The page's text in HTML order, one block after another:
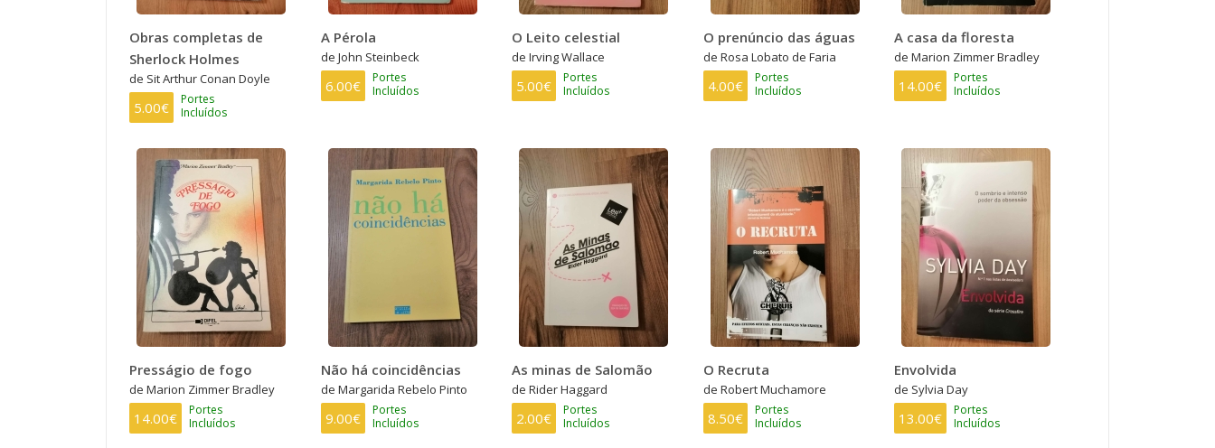
Obras completas de
Sherlock Holmes
de Sit Arthur Conan Doyle
5.00€
Portes
Incluídos
A Pérola
de John Steinbeck
6.00€
Portes
Incluídos
O Leito celestial
de Irving Wallace
5.00€
Portes
Incluídos
O prenúncio das águas
de Rosa Lobato de Faria
4.00€
Portes
Incluídos
A casa da floresta
de Marion Zimmer Bradley
14.00€
Portes
Incluídos
Presságio de fogo
de Marion Zimmer Bradley
14.00€
Portes
Incluídos
Não há coincidências
de Margarida Rebelo Pinto
9.00€
Portes
Incluídos
As minas de Salomão
de Rider Haggard
2.00€
Portes
Incluídos
O Recruta
de Robert Muchamore
8.50€
Portes
Incluídos
Envolvida
de Sylvia Day
13.00€
Portes
Incluídos